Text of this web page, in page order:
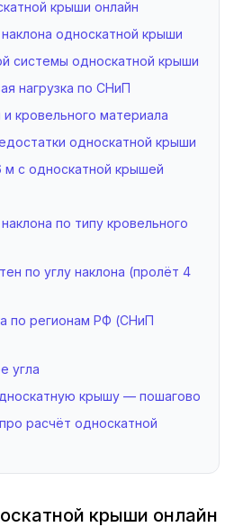
крыши онлайн
односкатной крыши
системы односкатной крыши
нагрузка по СНиП
кровельного материала
односкатной крыши
с односкатной крышей
по типу кровельного
по углу наклона (пролёт 4
по регионам РФ (СНиП
угла
крышу — пошагово
расчёт односкатной
крыши онлайн